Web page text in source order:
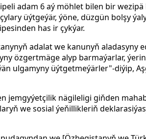
adam 6 aý möhlet bilen bir wezipä
üýtgeýär, ýöne, düzgün bolşy
has ir çykýar.
adalat we kanunyň aladasyny
özgertmäge alyp barmaýarlar,
ulgamyny üýtgetmeýärler"-diýip,
jemgyýetçilik nägileligi giňden
we sosial ýeňillikleriň